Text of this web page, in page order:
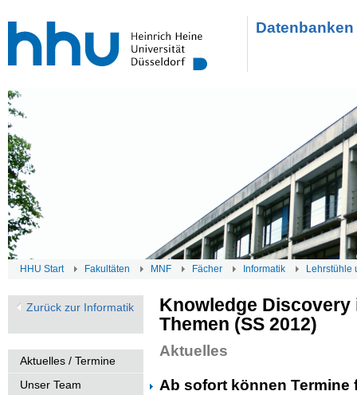
HHU Start Fakultäten MNF Fächer Informatik Lehrstühle
Zurück zur Informatik
Aktuelles / Termine
Unser Team
Knowledge
Themen (SS 2012)
Aktuelles
Ab sofort können